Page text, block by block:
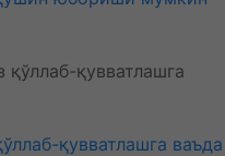
қувватлашга ваъда